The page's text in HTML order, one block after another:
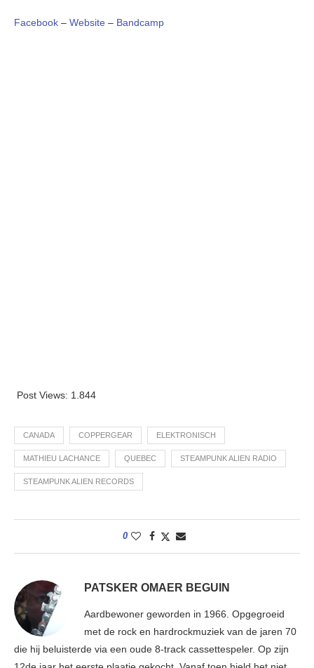
Facebook – Website – Bandcamp
Post Views: 1.844
CANADA COPPERGEAR ELEKTRONISCH
MATHIEU LACHANCE QUEBEC STEAMPUNK ALIEN RADIO
STEAMPUNK ALIEN RECORDS
0
PATSKER OMAER BEGUIN
Aardbewoner geworden in 1966. Opgegroeid
met de rock en hardrockmuziek van de jaren 70
die hij beluisterde via een oude 8-track cassettespeler. Op zijn